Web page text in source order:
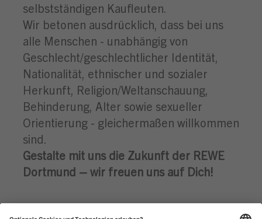
selbstständigen Kaufleuten.
Wir betonen ausdrücklich, dass bei uns
alle Menschen - unabhängig von
Geschlecht/geschlechtlicher Identität,
Nationalität, ethnischer und sozialer
Herkunft, Religion/Weltanschauung,
Behinderung, Alter sowie sexueller
Orientierung - gleichermaßen willkommen
sind.
Gestalte mit uns die Zukunft der REWE
Dortmund – wir freuen uns auf Dich!